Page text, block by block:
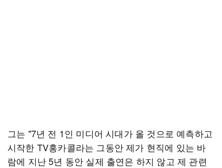
그는 "7년 전 1인 미디어 시대가 올 것으로 예측하고
시작한 TV홍카콜라는 그동안 제가 현직에 있는 바
람에 지난 5년 동안 실제 출연은 하지 않고 제 관련